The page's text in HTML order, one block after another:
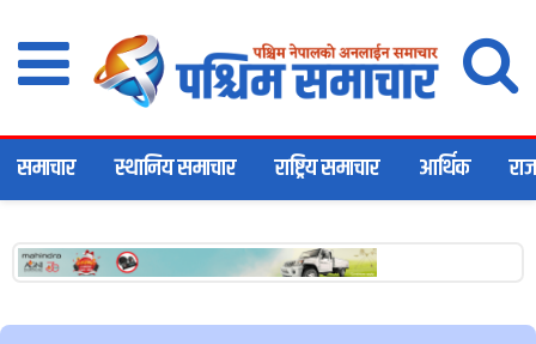
समाचार स्थानिय समाचार राष्ट्रिय समाचार आर्थिक